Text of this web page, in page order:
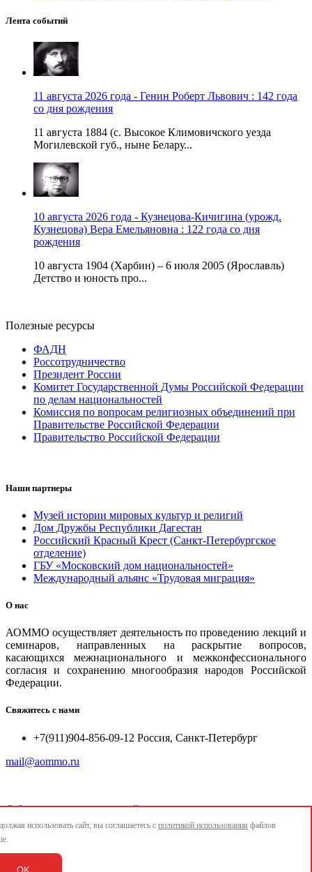
Лента событий
11 августа 2026 года - Генин Роберт Львович : 142 года
со дня рождения
11 августа 1884 (с. Высокое Климовичского уезда
Могилевской губ., ныне Белару...
10 августа 2026 года - Кузнецова-Кичигина (урожд.
Кузнецова) Вера Емельяновна : 122 года со дня
рождения
10 августа 1904 (Харбин) – 6 июля 2005 (Ярославль)
Детство и юность про...
Полезные ресурсы
ФАДН
Россотрудничество
Президент России
Комитет Государственной Думы Российской Федерации
по делам национальностей
Комиссия по вопросам религиозных объединений при
Правительстве Российской Федерации
Правительство Российской Федерации
Наши партнеры
Музей истории мировых культур и религий
Дом Дружбы Республики Дагестан
Российский Красный Крест (Санкт-Петербургское
отделение)
ГБУ «Московский дом национальностей»
Международный альянс «Трудовая миграция»
О нас
АОММО осуществляет деятельность по проведению лекций и
семинаров, направленных на раскрытие вопросов,
касающихся межнационального и межконфессионального
согласия и сохранению многообразия народов Российской
Федерации.
Свяжитесь с нами
+7(911)904-856-09-12 Россия, Санкт-Петербург
mail@aommo.ru
© Ассоциация организаций по реализации национальных
проектов и достижению национальных целей развития
mail@aommo.ru
использовать сайт, вы соглашаетесь с политикой использования файлов
OK